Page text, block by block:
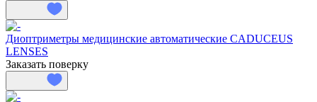
Диоптриметры медицинские автоматические CADUCEUS
LENSES
Заказать поверку